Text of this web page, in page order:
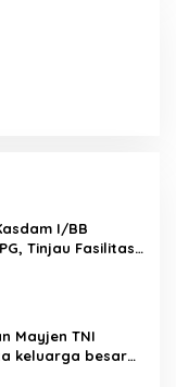
I/BB
Tinjau Fasilitas
Mayjen TNI
keluarga besar